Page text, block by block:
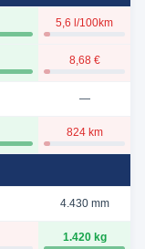
5,6 l/100km
8,68 €
—
824 km
4.430 mm
1.420 kg